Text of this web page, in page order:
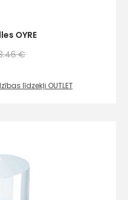
OYRE
€
līdzekļi OUTLET